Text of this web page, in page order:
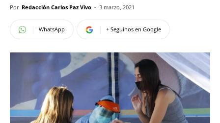
Por Redacción Carlos Paz Vivo - 3 marzo, 2021
WhatsApp + Seguinos en Google